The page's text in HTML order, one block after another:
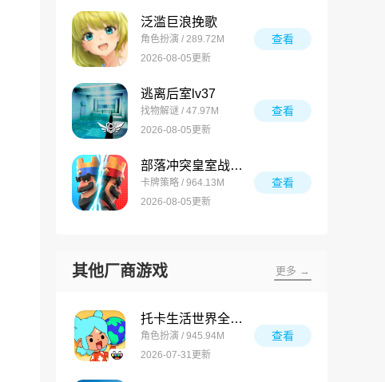
泛滥巨浪挽歌
角色扮演 / 289.72M
2026-08-05更新
查看
逃离后室lv37
找物解谜 / 47.97M
2026-08-05更新
查看
部落冲突皇室战争国际服
卡牌策略 / 964.13M
2026-08-05更新
查看
其他厂商游戏 更多 →
托卡生活世界全解锁版
角色扮演 / 945.94M
2026-07-31更新
查看